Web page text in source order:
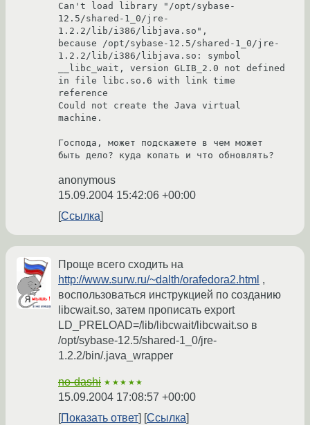
Can't load library "/opt/sybase-
12.5/shared-1_0/jre-
1.2.2/lib/i386/libjava.so",
because /opt/sybase-12.5/shared-1_0/jre-
1.2.2/lib/i386/libjava.so: symbol
__libc_wait, version GLIB_2.0 not defined
in file libc.so.6 with link time
reference
Could not create the Java virtual
machine.
Господа, может подскажете в чем может
быть дело? куда копать и что обновлять?
anonymous
15.09.2004 15:42:06 +00:00
Ссылка
Проще всего сходить на
http://www.surw.ru/~dalth/orafedora2.html ,
воспользоваться инструкцией по созданию
libcwait.so, затем прописать export
LD_PRELOAD=/lib/libcwait/libcwait.so в
/opt/sybase-12.5/shared-1_0/jre-
1.2.2/bin/.java_wrapper
no-dashi ★★★★★
15.09.2004 17:08:57 +00:00
Показать ответ
Ссылка